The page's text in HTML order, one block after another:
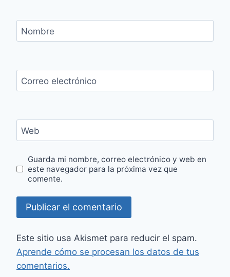
Nombre
Correo electrónico
Web
Guarda mi nombre, correo electrónico y web en
este navegador para la próxima vez que
comente.
Este sitio usa Akismet para reducir el spam.
Aprende cómo se procesan los datos de tus
comentarios.